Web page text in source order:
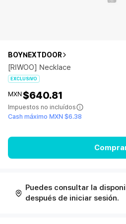
BOYNEXTDOOR
[RIWOO] Necklace
EXCLUSIVO
MXN$640.81
Impuestos no incluídos
Cash máximo MXN $6.38
Puedes consultar la
después de iniciar sesión.